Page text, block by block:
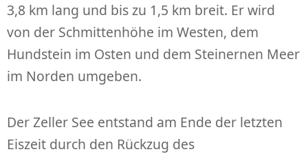
3,8 km lang und bis zu 1,5 km breit. Er wird
von der Schmittenhöhe im Westen, dem
Hundstein im Osten und dem Steinernen Meer
im Norden umgeben.
Der Zeller See entstand am Ende der letzten
Eiszeit durch den Rückzug des